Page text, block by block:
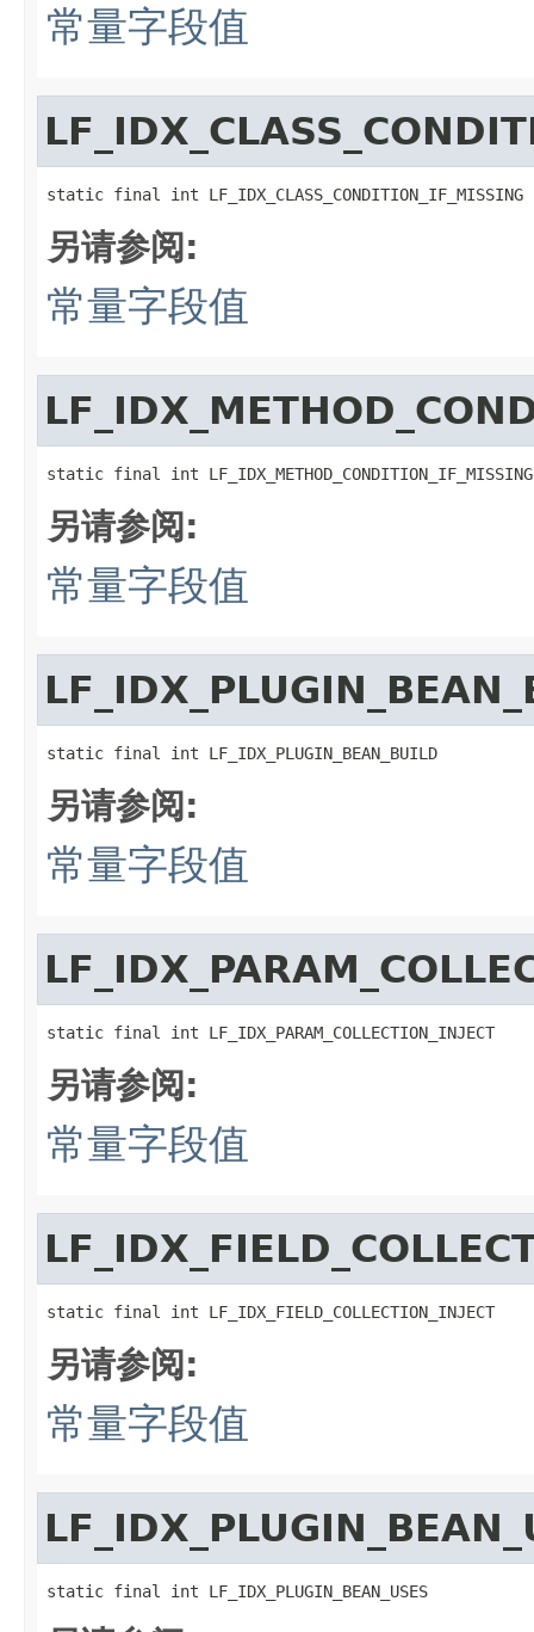
常量字段值
static final int LF_IDX_CLASS_CONDITION_IF_MISSING
另请参阅:
常量字段值
static final int LF_IDX_METHOD_CONDITION_IF_MISSING
另请参阅:
常量字段值
static final int LF_IDX_PLUGIN_BEAN_BUILD
另请参阅:
常量字段值
static final int LF_IDX_PARAM_COLLECTION_INJECT
另请参阅:
常量字段值
static final int LF_IDX_FIELD_COLLECTION_INJECT
另请参阅:
常量字段值
static final int LF_IDX_PLUGIN_BEAN_USES